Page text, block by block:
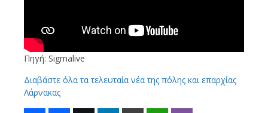
Πηγή: Sigmalive
Διαβάστε όλα τα τελευταία νέα της πόλης και επαρχίας
Λάρνακας